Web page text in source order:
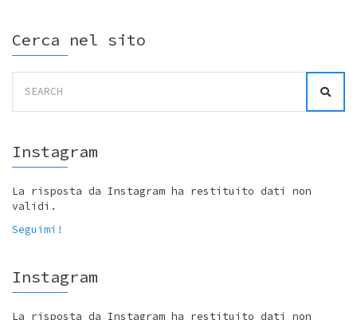
Cerca nel sito
for:
Instagram
La risposta da Instagram ha restituito dati non
validi.
Seguimi!
Instagram
La risposta da Instagram ha restituito dati non